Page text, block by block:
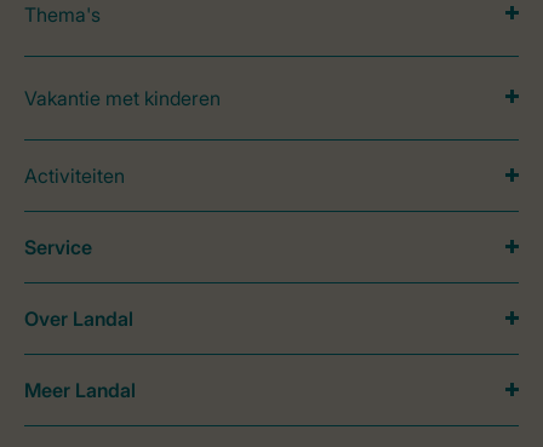
Thema's
Vakantie met kinderen
Activiteiten
Service
Over Landal
Meer Landal